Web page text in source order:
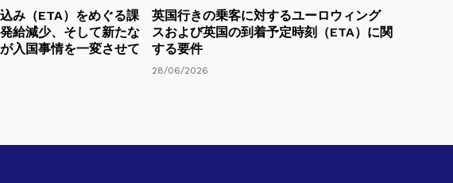
み（ETA）をめぐる課
給減少、そして新たな
入国事情を一変させて
英国行きの乗客に対するユーロウィング
スおよび英国の到着予定時刻（ETA）に関
する要件
28/06/2026